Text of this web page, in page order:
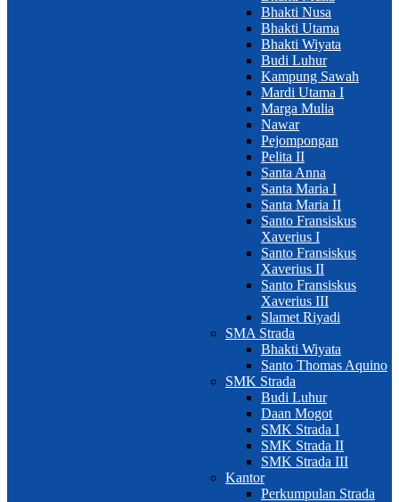
Bhakti Nusa
Bhakti Utama
Bhakti Wiyata
Budi Luhur
Kampung Sawah
Mardi Utama I
Marga Mulia
Nawar
Pejompongan
Pelita II
Santa Anna
Santa Maria I
Santa Maria II
Santo Fransiskus
Xaverius I
Santo Fransiskus
Xaverius II
Santo Fransiskus
Xaverius III
Slamet Riyadi
SMA Strada
Bhakti Wiyata
Santo Thomas Aquino
SMK Strada
Budi Luhur
Daan Mogot
SMK Strada I
SMK Strada II
SMK Strada III
Kantor
Perkumpulan Strada